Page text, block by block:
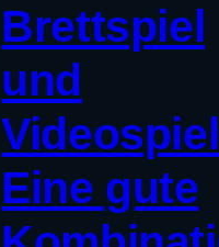
Brettspiel
und
Eine gute